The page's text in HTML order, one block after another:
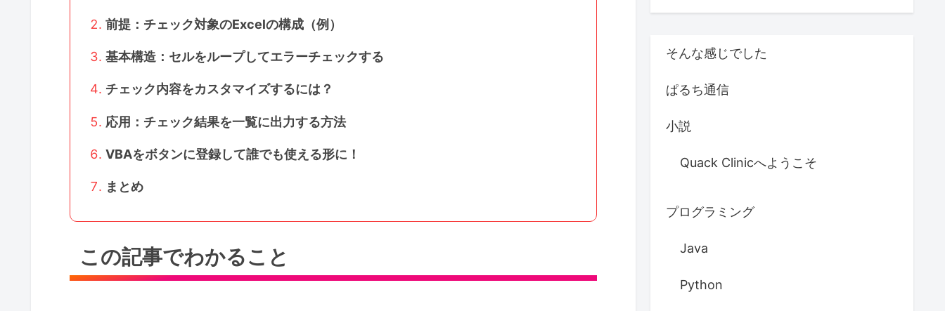
前提：チェック対象のExcelの構成（例）
基本構造：セルをループしてエラーチェックする
チェック内容をカスタマイズするには？
応用：チェック結果を一覧に出力する方法
VBAをボタンに登録して誰でも使える形に！
まとめ
この記事でわかること
そんな感じでした
ぱるち通信
小説
Quack Clinicへようこそ
プログラミング
Java
Python